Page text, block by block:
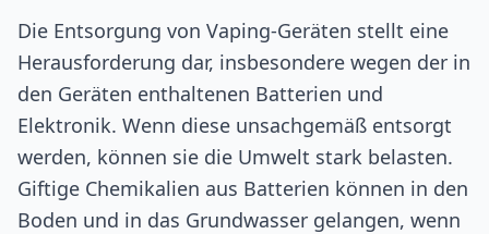
Die Entsorgung von Vaping-Geräten stellt eine
Herausforderung dar, insbesondere wegen der in
den Geräten enthaltenen Batterien und
Elektronik. Wenn diese unsachgemäß entsorgt
werden, können sie die Umwelt stark belasten.
Giftige Chemikalien aus Batterien können in den
Boden und in das Grundwasser gelangen, wenn